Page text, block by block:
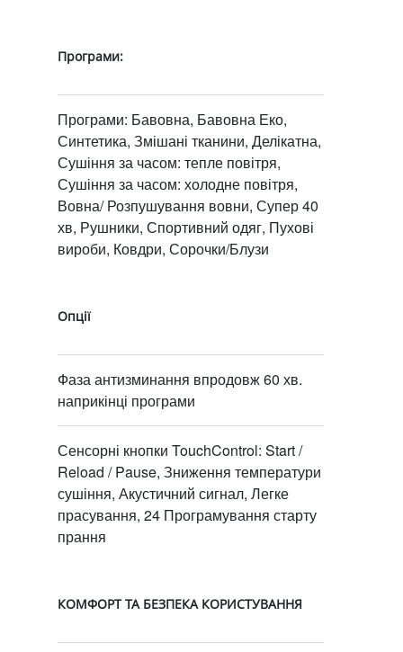
Програми:
Програми: Бавовна, Бавовна Еко,
Синтетика, Змішані тканини, Делікатна,
Сушіння за часом: тепле повітря,
Сушіння за часом: холодне повітря,
Вовна/ Розпушування вовни, Супер 40
хв, Рушники, Спортивний одяг, Пухові
вироби, Ковдри, Сорочки/Блузи
Опції
Фаза антизминання впродовж 60 хв.
наприкінці програми
Сенсорні кнопки TouchControl: Start /
Reload / Pause, Зниження температури
сушіння, Акустичний сигнал, Легке
прасування, 24 Програмування старту
прання
КОМФОРТ ТА БЕЗПЕКА КОРИСТУВАННЯ